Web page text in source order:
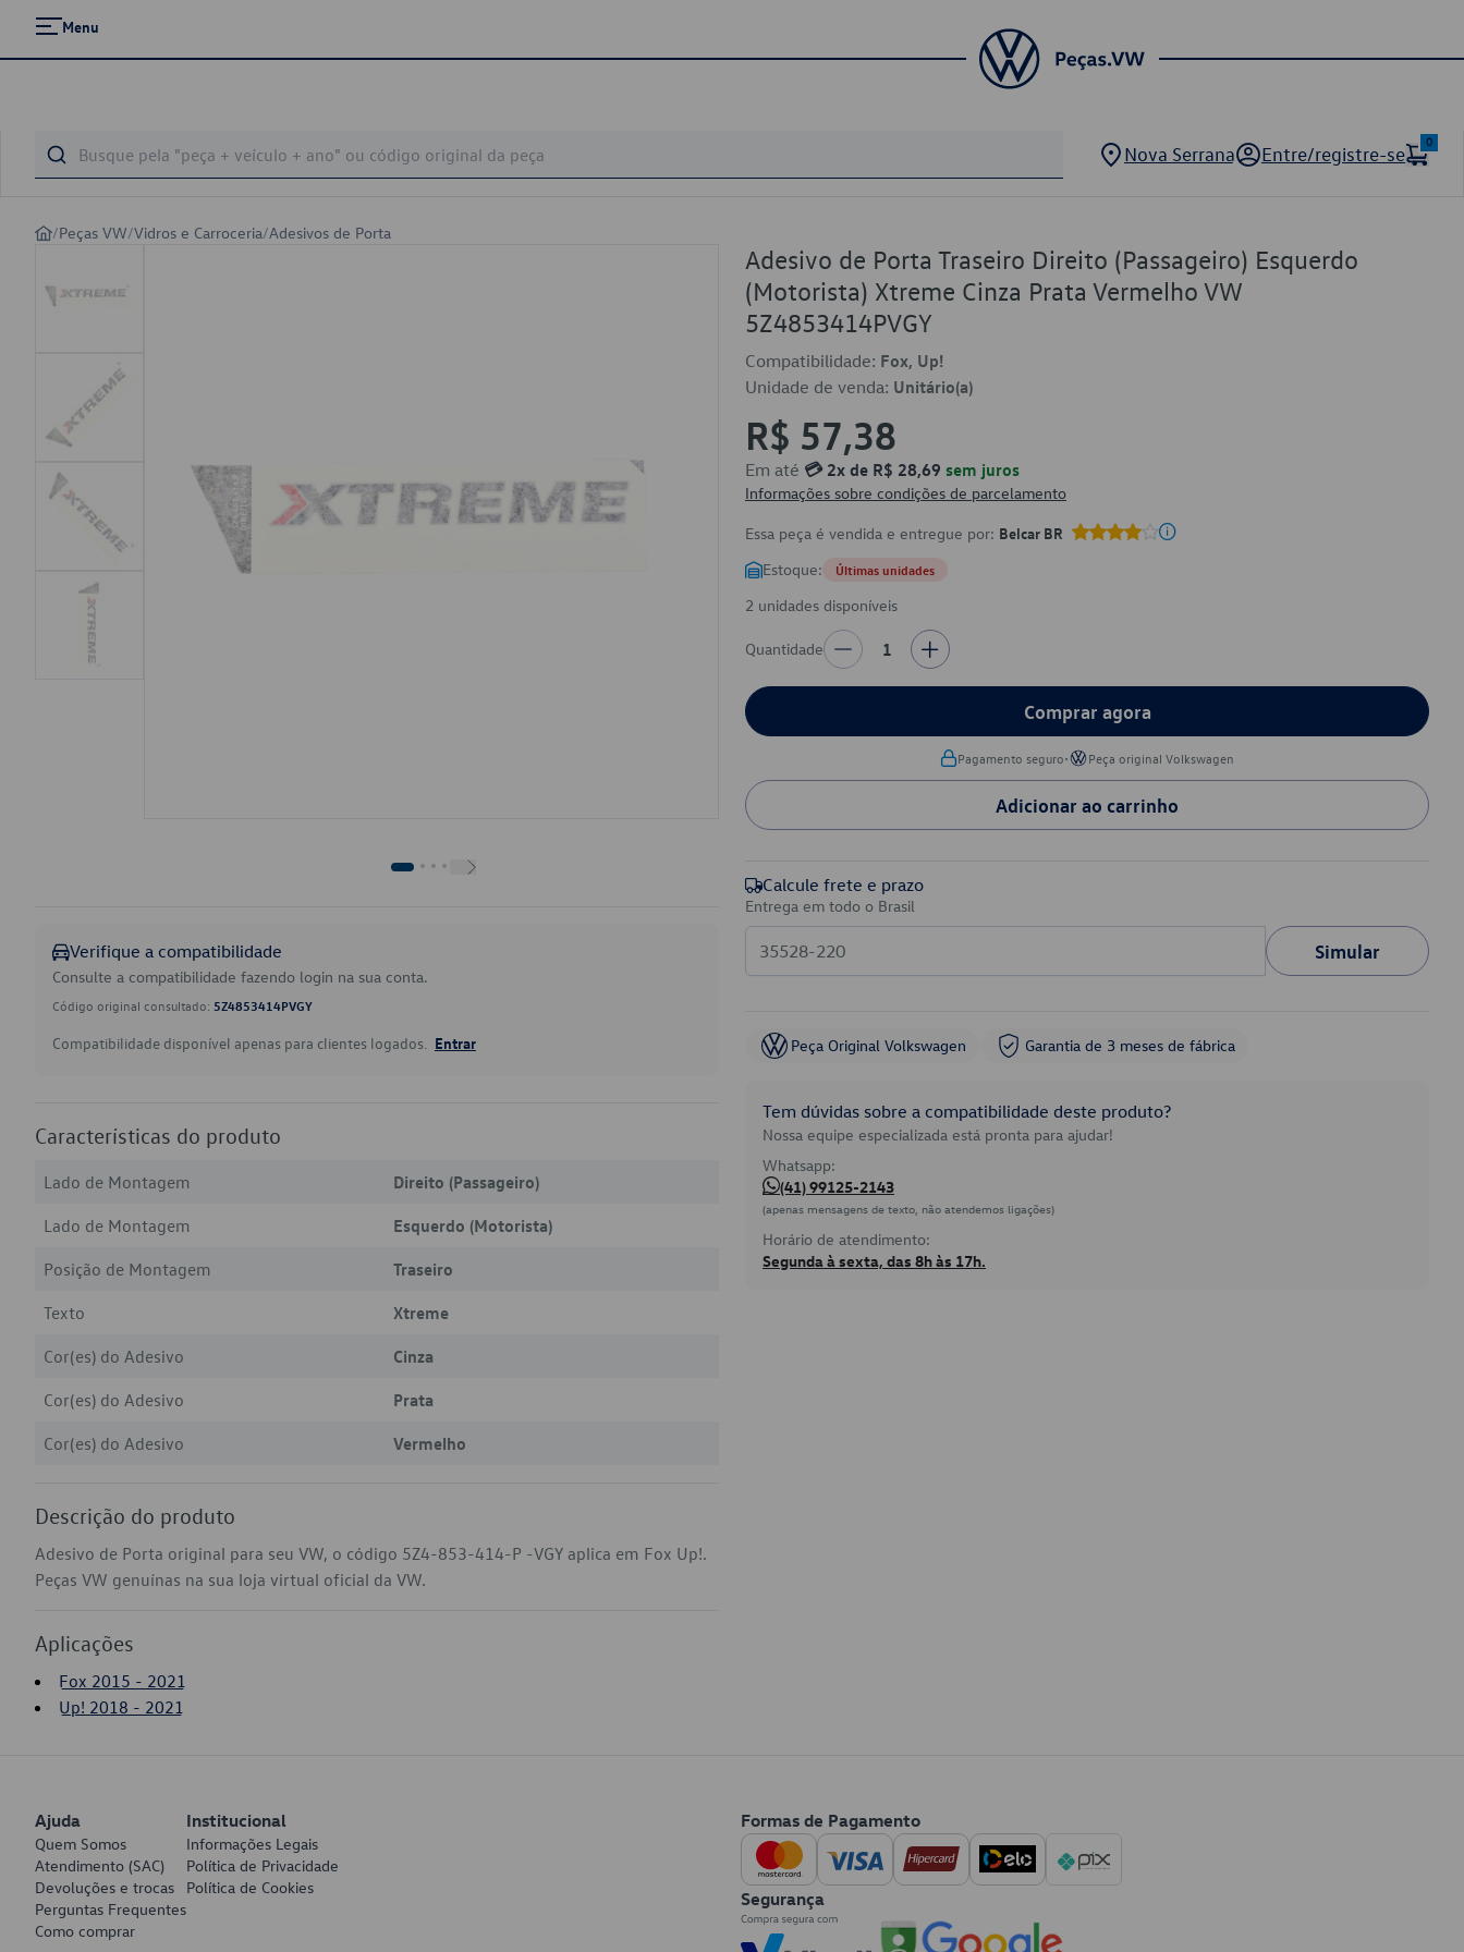
Menu
Nova Serrana Entre/registre-se
0
/Peças VW/Vidros e Carroceria/Adesivos de Porta
Verifique a compatibilidade
Consulte a compatibilidade fazendo login na sua conta.
Código original consultado: 5Z4853414PVGY
Compatibilidade disponível apenas para clientes logados. Entrar
Características do produto
Lado de Montagem
Direito (Passageiro)
Lado de Montagem
Esquerdo (Motorista)
Posição de Montagem
Traseiro
Texto
Xtreme
Cor(es) do Adesivo
Cinza
Cor(es) do Adesivo
Prata
Cor(es) do Adesivo
Vermelho
Descrição do produto
Adesivo de Porta original para seu VW, o código 5Z4-853-414-P -VGY aplica em Fox Up!.
Peças VW genuínas na sua loja virtual oficial da VW.
Aplicações
Fox 2015 - 2021
Up! 2018 - 2021
Adesivo de Porta Traseiro Direito (Passageiro) Esquerdo
(Motorista) Xtreme Cinza Prata Vermelho VW
5Z4853414PVGY
Compatibilidade: Fox, Up!
Unidade de venda: Unitário(a)
R$ 57,38
Em até 💳 2x de R$ 28,69 sem juros
Informações sobre condições de parcelamento
Essa peça é vendida e entregue por: Belcar BR
Estoque: Últimas unidades
2 unidades disponíveis
Quantidade 1
Comprar agora
Pagamento seguro• Peça original Volkswagen
Adicionar ao carrinho
Calcule frete e prazo
Entrega em todo o Brasil
Simular
Peça Original Volkswagen Garantia de 3 meses de fábrica
Tem dúvidas sobre a compatibilidade deste produto?
Nossa equipe especializada está pronta para ajudar!
Whatsapp:
(41) 99125-2143
(apenas mensagens de texto, não atendemos ligações)
Horário de atendimento:
Segunda à sexta, das 8h às 17h.
Ajuda
Quem Somos
Atendimento (SAC)
Devoluções e trocas
Perguntas Frequentes
Como comprar
Institucional
Informações Legais
Política de Privacidade
Política de Cookies
Formas de Pagamento
Segurança